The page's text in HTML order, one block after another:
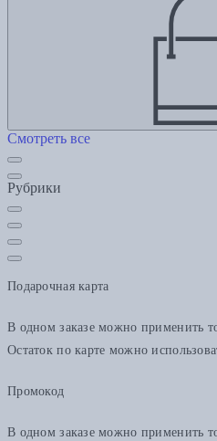
Смотреть все
Рубрики
Подарочная карта
В одном заказе можно применить
Остаток по карте можно
Промокод
В одном заказе можно применить